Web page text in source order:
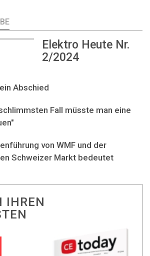
Elektro Heute Nr.
2/2024
Abschied
Fall müsste man eine
von WMF und der
Schweizer Markt bedeutet
IHREN